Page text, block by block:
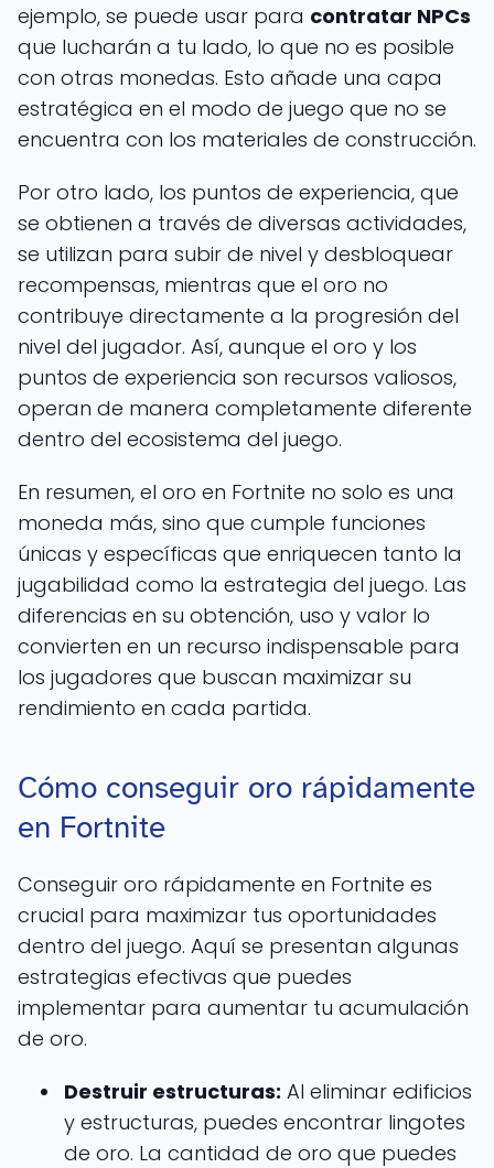
ejemplo, se puede usar para contratar NPCs
que lucharán a tu lado, lo que no es posible
con otras monedas. Esto añade una capa
estratégica en el modo de juego que no se
encuentra con los materiales de construcción.
Por otro lado, los puntos de experiencia, que
se obtienen a través de diversas actividades,
se utilizan para subir de nivel y desbloquear
recompensas, mientras que el oro no
contribuye directamente a la progresión del
nivel del jugador. Así, aunque el oro y los
puntos de experiencia son recursos valiosos,
operan de manera completamente diferente
dentro del ecosistema del juego.
En resumen, el oro en Fortnite no solo es una
moneda más, sino que cumple funciones
únicas y específicas que enriquecen tanto la
jugabilidad como la estrategia del juego. Las
diferencias en su obtención, uso y valor lo
convierten en un recurso indispensable para
los jugadores que buscan maximizar su
rendimiento en cada partida.
Cómo conseguir oro rápidamente
en Fortnite
Conseguir oro rápidamente en Fortnite es
crucial para maximizar tus oportunidades
dentro del juego. Aquí se presentan algunas
estrategias efectivas que puedes
implementar para aumentar tu acumulación
de oro.
Destruir estructuras: Al eliminar edificios
y estructuras, puedes encontrar lingotes
de oro. La cantidad de oro que puedes